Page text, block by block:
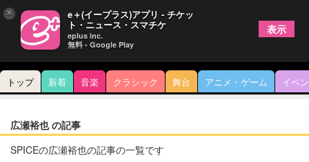
トップ 新着 音楽 クラシック 舞台 アニメ・ゲーム イベ
広瀬裕也 の記事
SPICEの広瀬裕也の記事の一覧です
× e＋(イープラス)アプリ - チケッ
ト・ニュース・スマチケ
eplus inc.
無料 - Google Play
表示